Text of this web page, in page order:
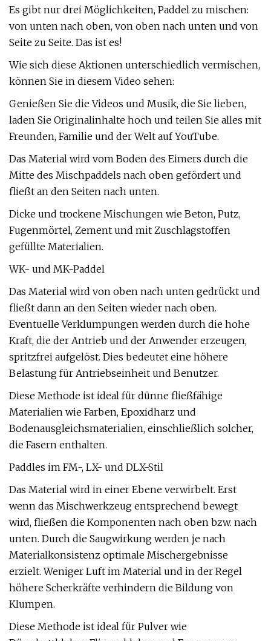
Es gibt nur drei Möglichkeiten, Paddel zu mischen:
von unten nach oben, von oben nach unten und von
Seite zu Seite. Das ist es!
Wie sich diese Aktionen unterschiedlich vermischen,
können Sie in diesem Video sehen:
Genießen Sie die Videos und Musik, die Sie lieben,
laden Sie Originalinhalte hoch und teilen Sie alles mit
Freunden, Familie und der Welt auf YouTube.
Das Material wird vom Boden des Eimers durch die
Mitte des Mischpaddels nach oben gefördert und
fließt an den Seiten nach unten.
Dicke und trockene Mischungen wie Beton, Putz,
Fugenmörtel, Zement und mit Zuschlagstoffen
gefüllte Materialien.
WK- und MK-Paddel
Das Material wird von oben nach unten gedrückt und
fließt dann an den Seiten wieder nach oben.
Eventuelle Verklumpungen werden durch die hohe
Kraft, die der Antrieb und der Anwender erzeugen,
spritzfrei aufgelöst. Dies bedeutet eine höhere
Belastung für Antriebseinheit und Benutzer.
Diese Methode ist ideal für dünne fließfähige
Materialien wie Farben, Epoxidharz und
Bodenausgleichsmaterialien, einschließlich solcher,
die Fasern enthalten.
Paddles im FM-, LX- und DLX-Stil
Das Material wird in einer Ebene verwirbelt. Erst
wenn das Mischwerkzeug entsprechend bewegt
wird, fließen die Komponenten nach oben bzw. nach
unten. Durch die Saugwirkung werden je nach
Materialkonsistenz optimale Mischergebnisse
erzielt. Weniger Luft im Material und in der Regel
höhere Scherkräfte verhindern die Bildung von
Klumpen.
Diese Methode ist ideal für Pulver wie